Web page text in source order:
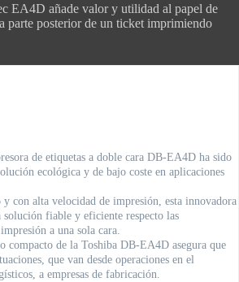
EA4D añade valor y utilidad al papel de
parte posterior de un ticket imprimiendo
de etiquetas a doble cara DB-EA4D ha sido
ecológica y de bajo coste en aplicaciones
con alta velocidad de impresión, esta innovadora
fiable y eficiente respecto las
a una sola cara.
compacto de la Toshiba DB-EA4D asegura que
que van desde operaciones en el
a empresas de fabricación.